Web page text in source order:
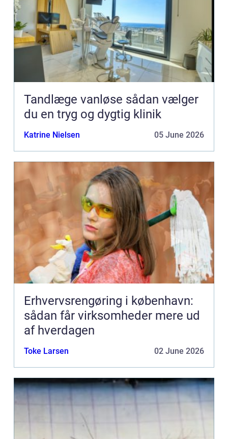
Tandlæge vanløse sådan vælger
du en tryg og dygtig klinik
Katrine Nielsen 05 June 2026
Erhvervsrengøring i københavn:
sådan får virksomheder mere ud
af hverdagen
Toke Larsen 02 June 2026